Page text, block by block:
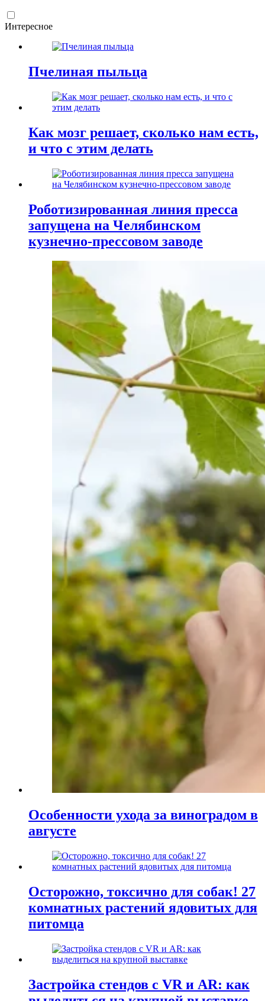
Интересное
Пчелиная пыльца
Как мозг решает, сколько нам есть,
и что с этим делать
Роботизированная линия пресса
запущена на Челябинском
кузнечно-прессовом заводе
Особенности ухода за виноградом в
августе
Осторожно, токсично для собак! 27
комнатных растений ядовитых для
питомца
Застройка стендов с VR и AR: как